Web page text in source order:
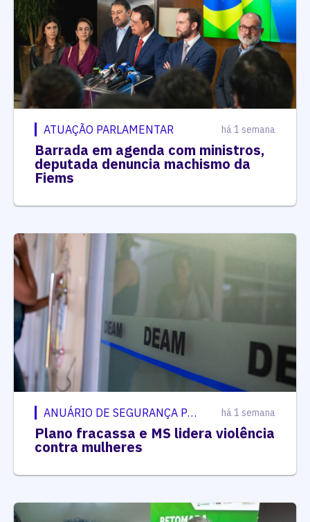
ATUAÇÃO PARLAMENTAR há 1 semana
Barrada em agenda com ministros,
deputada denuncia machismo da
Fiems
ANUÁRIO DE SEGURANÇA PÚBLICA há 1 semana
Plano fracassa e MS lidera violência
contra mulheres